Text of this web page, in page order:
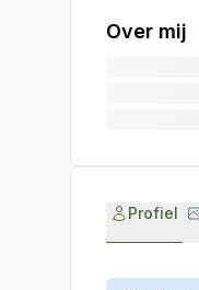
Over mij
Profiel